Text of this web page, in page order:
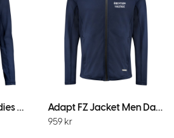
Adapt FZ Jacket Ladies Dark Navy Adapt FZ Jacket Men Dark Navy
959 kr